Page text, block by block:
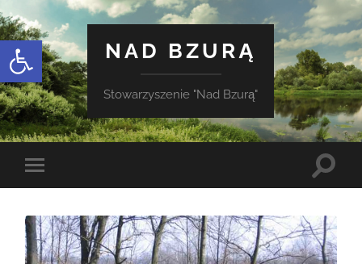
Otwórz pasek narzędzi
NAD BZURĄ
Stowarzyszenie "Nad Bzurą"
Toggle
mobile
Toggle